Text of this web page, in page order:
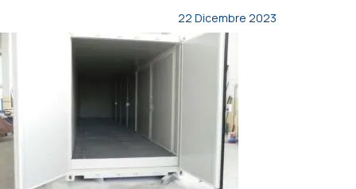
22 Dicembre 2023